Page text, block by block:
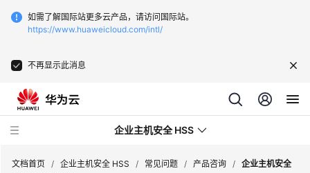
如需了解国际站更多云产品，请访问国际站。
https://www.huaweicloud.com/intl/
不再显示此消息
企业主机安全 HSS
文档首页 / 企业主机安全 HSS / 常见问题 / 产品咨询 / 企业主机安全